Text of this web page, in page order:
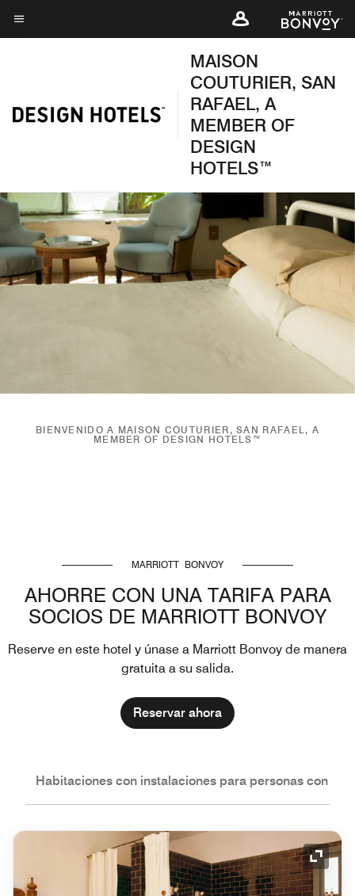
Skip
toTexto del menú
MAISON
COUTURIER, SAN
RAFAEL, A
MEMBER OF
DESIGN
HOTELS™
BIENVENIDO A MAISON COUTURIER, SAN RAFAEL, A
MEMBER OF DESIGN HOTELS™
MARRIOTT BONVOY
AHORRE CON UNA TARIFA PARA
SOCIOS DE MARRIOTT BONVOY
Reserve en este hotel y únase a Marriott Bonvoy de manera
gratuita a su salida.
Reservar ahora
Habitaciones con instalaciones para personas con
Icono